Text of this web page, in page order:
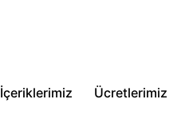
İçeriklerimiz Ücretlerimiz